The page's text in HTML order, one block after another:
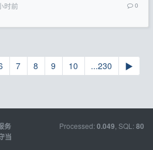
时前 0
7 8 9 10 ...230 ▶
务
当
Processed: 0.049 , SQL: 80